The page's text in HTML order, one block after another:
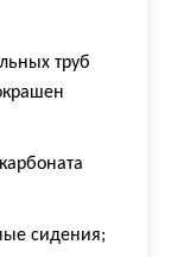
труб
сидения;